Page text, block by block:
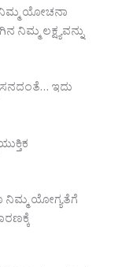
ಯೋಚನಾ
ನಿಮ್ಮ ಲಕ್ಷ್ಯವನ್ನು
ಇದು
ನಿಮ್ಮ ಯೋಗ್ಯತೆಗೆ